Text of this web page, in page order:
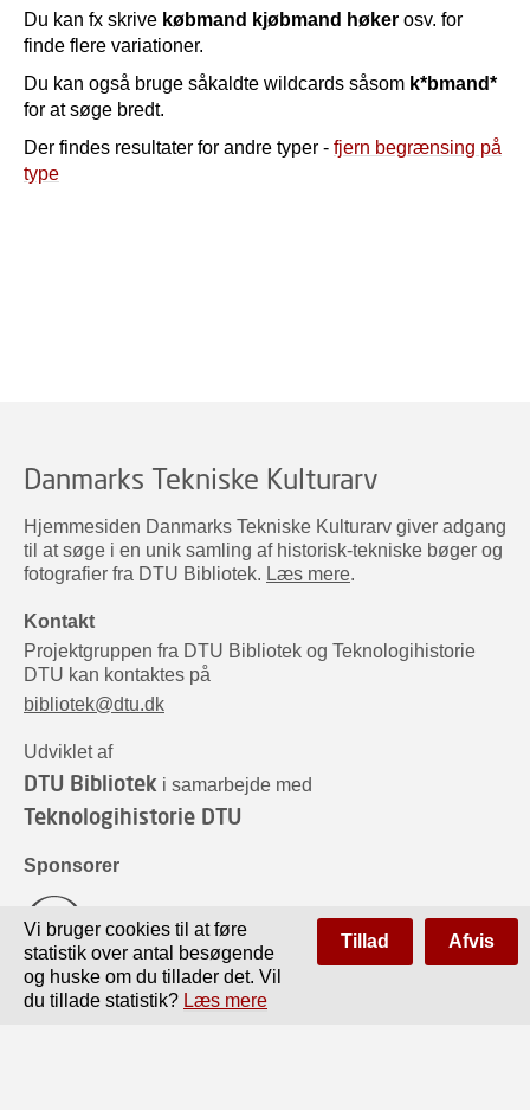
Du kan fx skrive købmand kjøbmand høker osv. for
finde flere variationer.
Du kan også bruge såkaldte wildcards såsom k*bmand*
for at søge bredt.
Der findes resultater for andre typer - fjern begrænsing på
type
Danmarks Tekniske Kulturarv
Hjemmesiden Danmarks Tekniske Kulturarv giver adgang
til at søge i en unik samling af historisk-tekniske bøger og
fotografier fra DTU Bibliotek. Læs mere.
Kontakt
Projektgruppen fra DTU Bibliotek og Teknologihistorie
DTU kan kontaktes på
bibliotek@dtu.dk
Udviklet af
DTU Bibliotek i samarbejde med
Teknologihistorie DTU
Sponsorer
Vi bruger cookies til at føre
statistik over antal besøgende
og huske om du tillader det. Vil
du tillade statistik? Læs mere
Tillad Afvis